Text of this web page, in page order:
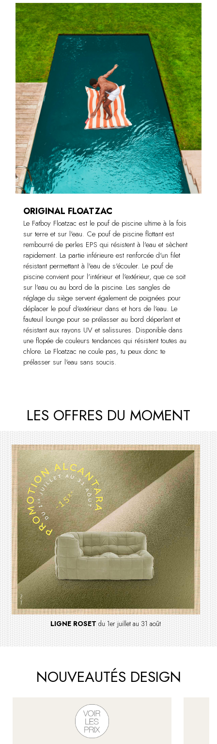
ORIGINAL FLOATZAC
Le Fatboy Floatzac est le pouf de piscine ultime à la fois
sur terre et sur l'eau. Ce pouf de piscine flottant est
rembourré de perles EPS qui résistent à l'eau et sèchent
rapidement. La partie inférieure est renforcée d'un filet
résistant permettant à l'eau de s'écouler. Le pouf de
piscine convient pour l'intérieur et l'extérieur, que ce soit
sur l'eau ou au bord de la piscine. Les sangles de
réglage du siège servent également de poignées pour
déplacer le pouf d'extérieur dans et hors de l'eau. Le
fauteuil lounge pour se prélasser au bord déperlant et
résistant aux rayons UV et salissures. Disponible dans
une flopée de couleurs tendances qui résistent toutes au
chlore. Le Floatzac ne coule pas, tu peux donc te
prélasser sur l'eau sans soucis.
LES OFFRES DU MOMENT
LIGNE ROSET du 1er juillet au 31 août
NOUVEAUTÉS DESIGN